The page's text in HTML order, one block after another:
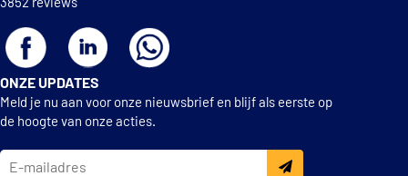
3852 reviews
ONZE UPDATES
Meld je nu aan voor onze nieuwsbrief en blijf als eerste op
de hoogte van onze acties.